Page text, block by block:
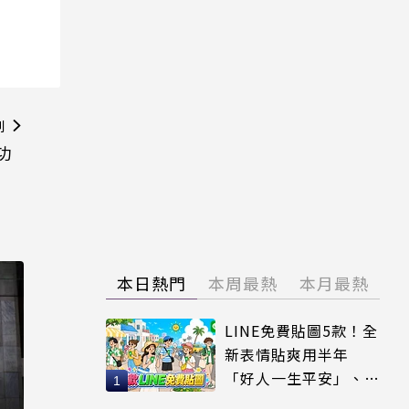
本日熱門 本周最熱 本月最熱
LINE免費貼圖5款！全
新表情貼爽用半年
「好人一生平安」、